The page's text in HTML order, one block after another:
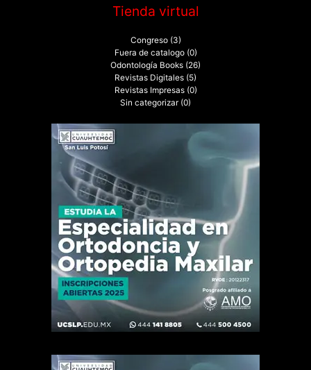
Tienda virtual
Congreso (3)
Fuera de catalogo (0)
Odontología Books (26)
Revistas Digitales (5)
Revistas Impresas (0)
Sin categorizar (0)